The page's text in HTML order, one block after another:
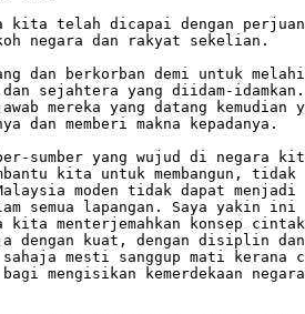
kita telah dicapai dengan
negara dan rakyat sekelian.
dan berkorban demi untuk
sejahtera yang diidam-
mereka yang datang kemudian
dan memberi makna kepadanya.
sumber yang wujud di negara
kita untuk membangun, tidak
moden tidak dapat menjadi
semua lapangan. Saya yakin
menterjemahkan konsep
dengan kuat, dengan disiplin dan
mesti sanggup mati kerana
mengisikan kemerdekaan